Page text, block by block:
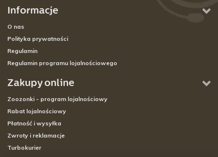
Informacje
O nas
Polityka prywatności
Regulamin
Regulamin programu lojalnościowego
Zakupy online
Zoozonki - program lojalnościowy
Rabat lojalnościowy
Płatność i wysyłka
Zwroty i reklamacje
Turbokurier